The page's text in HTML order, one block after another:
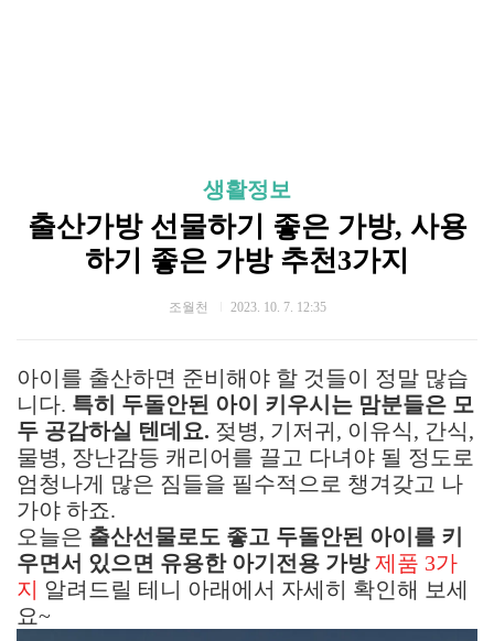
생활정보
출산가방 선물하기 좋은 가방, 사용
하기 좋은 가방 추천3가지
조월천 2023. 10. 7. 12:35
아이를 출산하면 준비해야 할 것들이 정말 많습
니다. 특히 두돌안된 아이 키우시는 맘분들은 모
두 공감하실 텐데요. 젖병, 기저귀, 이유식, 간식,
물병, 장난감등 캐리어를 끌고 다녀야 될 정도로
엄청나게 많은 짐들을 필수적으로 챙겨갖고 나
가야 하죠.
오늘은 출산선물로도 좋고 두돌안된 아이를 키
우면서 있으면 유용한 아기전용 가방제품 3가
지 알려드릴 테니 아래에서 자세히 확인해 보세
요~